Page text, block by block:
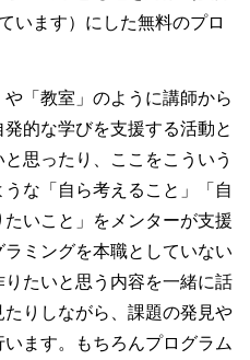
います）にした無料のプロ
「教室」のように講師から
的な学びを支援する活動と
思ったり、ここをこういう
な「自ら考えること」「自
いこと」をメンターが支援
ミングを本職としていない
たいと思う内容を一緒に話
りしながら、課題の発見や
ます。もちろんプログラム